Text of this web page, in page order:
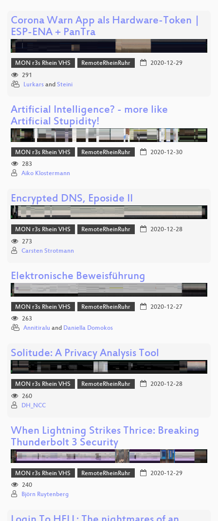
Corona Warn App als Hardware-Token |
ESP-ENA + PanTra
MON r3s Rhein VHS RemoteRheinRuhr
2020-12-29
291
Lurkars and Steini
Artificial Intelligence? - more like
Artificial Stupidity!
MON r3s Rhein VHS RemoteRheinRuhr
2020-12-30
283
Aiko Klostermann
Encrypted DNS, Eposide II
MON r3s Rhein VHS RemoteRheinRuhr
2020-12-28
273
Carsten Strotmann
Elektronische Beweisführung
MON r3s Rhein VHS RemoteRheinRuhr
2020-12-27
263
Annitiralu and Daniella Domokos
Solitude: A Privacy Analysis Tool
MON r3s Rhein VHS RemoteRheinRuhr
2020-12-28
260
DH_NCC
When Lightning Strikes Thrice: Breaking
Thunderbolt 3 Security
MON r3s Rhein VHS RemoteRheinRuhr
2020-12-29
240
Björn Ruytenberg